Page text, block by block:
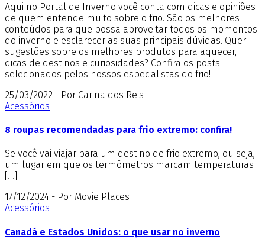
Aqui no Portal de Inverno você conta com dicas e opiniões
de quem entende muito sobre o frio. São os melhores
conteúdos para que possa aproveitar todos os momentos
do inverno e esclarecer as suas principais dúvidas. Quer
sugestões sobre os melhores produtos para aquecer,
dicas de destinos e curiosidades? Confira os posts
selecionados pelos nossos especialistas do frio!
25/03/2022 - Por Carina dos Reis
Acessórios
8 roupas recomendadas para frio extremo: confira!
Se você vai viajar para um destino de frio extremo, ou seja,
um lugar em que os termômetros marcam temperaturas
[…]
17/12/2024 - Por Movie Places
Acessórios
Canadá e Estados Unidos: o que usar no inverno